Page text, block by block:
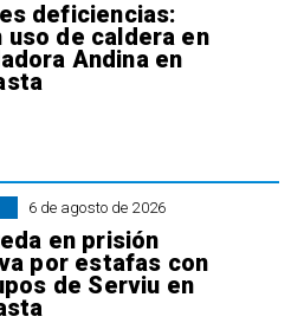
deficiencias:
uso de caldera en
Andina en
6 de agosto de 2026
en prisión
por estafas con
de Serviu en